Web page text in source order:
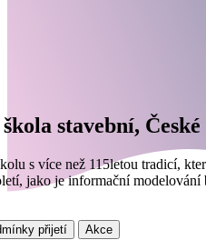
stavební,
s více než 115letou tradicí,
jako je informační
přijetí
Akce